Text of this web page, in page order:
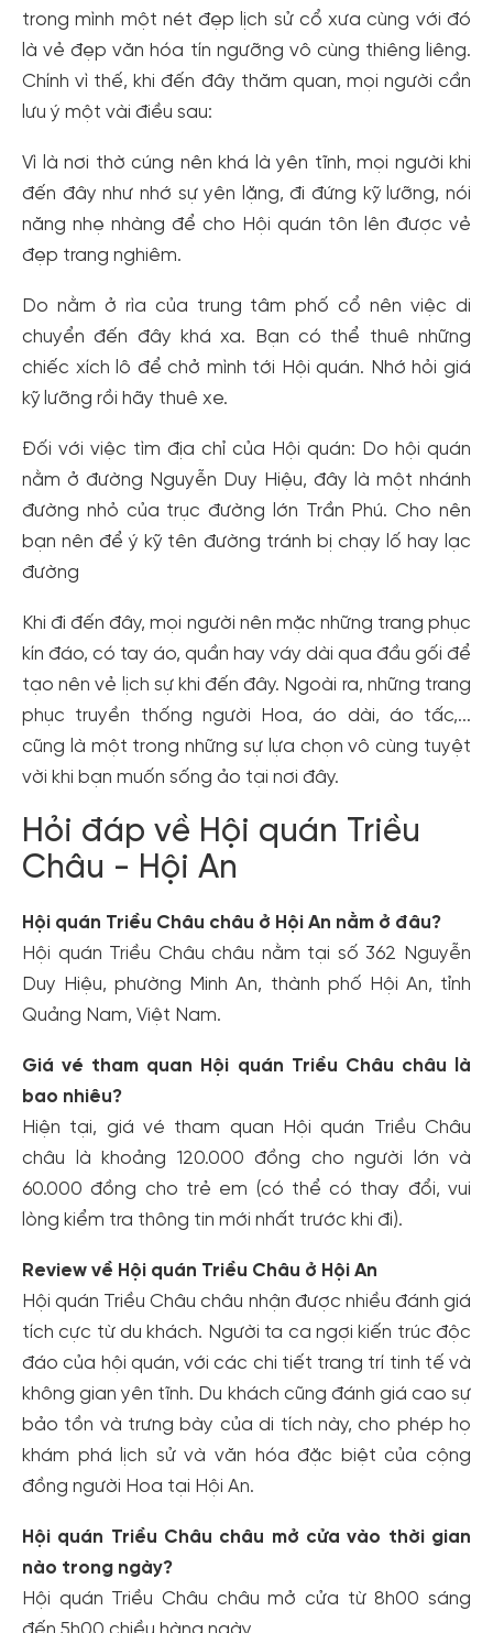
trong mình một nét đẹp lịch sử cổ xưa cùng với đó
là vẻ đẹp văn hóa tín ngưỡng vô cùng thiêng liêng.
Chính vì thế, khi đến đây thăm quan, mọi người cần
lưu ý một vài điều sau:
Vì là nơi thờ cúng nên khá là yên tĩnh, mọi người khi
đến đây như nhớ sự yên lặng, đi đứng kỹ lưỡng, nói
năng nhẹ nhàng để cho Hội quán tôn lên được vẻ
đẹp trang nghiêm.
Do nằm ở rìa của trung tâm phố cổ nên việc di
chuyển đến đây khá xa. Bạn có thể thuê những
chiếc xích lô để chở mình tới Hội quán. Nhớ hỏi giá
kỹ lưỡng rồi hãy thuê xe.
Đối với việc tìm địa chỉ của Hội quán: Do hội quán
nằm ở đường Nguyễn Duy Hiệu, đây là một nhánh
đường nhỏ của trục đường lớn Trần Phú. Cho nên
bạn nên để ý kỹ tên đường tránh bị chạy lố hay lạc
đường
Khi đi đến đây, mọi người nên mặc những trang phục
kín đáo, có tay áo, quần hay váy dài qua đầu gối để
tạo nên vẻ lịch sự khi đến đây. Ngoài ra, những trang
phục truyền thống người Hoa, áo dài, áo tấc,...
cũng là một trong những sự lựa chọn vô cùng tuyệt
vời khi bạn muốn sống ảo tại nơi đây.
Hỏi đáp về Hội quán Triều
Châu - Hội An
Hội quán Triều Châu châu ở Hội An nằm ở đâu?
Hội quán Triều Châu châu nằm tại số 362 Nguyễn
Duy Hiệu, phường Minh An, thành phố Hội An, tỉnh
Quảng Nam, Việt Nam.
Giá vé tham quan Hội quán Triều Châu châu là
bao nhiêu?
Hiện tại, giá vé tham quan Hội quán Triều Châu
châu là khoảng 120.000 đồng cho người lớn và
60.000 đồng cho trẻ em (có thể có thay đổi, vui
lòng kiểm tra thông tin mới nhất trước khi đi).
Review về Hội quán Triều Châu ở Hội An
Hội quán Triều Châu châu nhận được nhiều đánh giá
tích cực từ du khách. Người ta ca ngợi kiến trúc độc
đáo của hội quán, với các chi tiết trang trí tinh tế và
không gian yên tĩnh. Du khách cũng đánh giá cao sự
bảo tồn và trưng bày của di tích này, cho phép họ
khám phá lịch sử và văn hóa đặc biệt của cộng
đồng người Hoa tại Hội An.
Hội quán Triều Châu châu mở cửa vào thời gian
nào trong ngày?
Hội quán Triều Châu châu mở cửa từ 8h00 sáng